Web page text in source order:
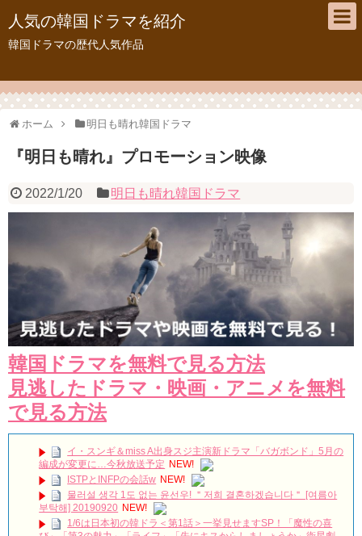
人気の韓国ドラマを紹介
韓国ドラマの歴代人気作品
ホーム 明日も晴れ韓国ドラマ
『明日も晴れ』プロモーション映像
2022/1/20 明日も晴れ韓国ドラマ
韓国ドラマを無料で見る方法
見逃したドラマ・映画・アニメを無料
で見る方法
イ・スンギ＆miss A出身スジ主演新ドラマ「バガボンド」5月の
編成が変更に…今秋放送予定 NEW!
ISTPとINFPの会話w NEW!
물러설 생각 1도 없는 윤선우! ＂저희 결혼하겠습니다＂ [여름아
부탁해] 20190920 NEW!
1/6は日本初の韓ドラ＜第1話＞一挙見せますSP！「魔性の喜